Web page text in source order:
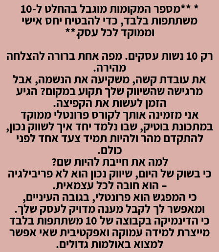
* **מספר המקומות מוגבל בהחלט ל-10
משתתפות בלבד, כדי להבטיח יחס אישי
וממוקד לכל עסק.**
רק 10 נשות עסקים. מפה אחת ברורה להצלחה
מהירה.
את עובדת קשה, משקיעה את הנשמה, אבל
מרגישה שהשיווק שלך תקוע במקום? הגיע
הזמן לעשות את הקפיצה.
אני מזמינה אותך לקורס פרונטלי ממוקד
במתכונת בוטיק, שבו נלמד יחד איך לשווק נכון,
להתקדם מהר ולהיות תמיד צעד אחד לפני
כולם.
למה את חייבת להיות שם?
כי בשוק של היום, שיווק נכון הוא לא פריבילגיה
– הוא חובה לכל עצמאית.
כי המפגש הוא פרונטלי, בגובה העיניים,
ומאפשר לך לקבל מענה מדויק לעסק שלך.
כי הדינמיקה בקבוצה של 10 משתתפות בלבד
מייצרת למידה עמוקה ואפקטיבית שאי אפשר
למצוא באולמות גדולים.